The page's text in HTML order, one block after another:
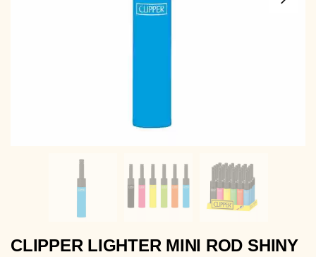
CLIPPER LIGHTER MINI ROD SHINY